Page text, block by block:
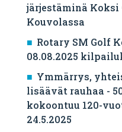
järjestäminä Koksi
Kouvolassa
Rotary SM Golf
08.08.2025
Ymmärrys,
lisäävät rauhaa -
kokoontuu 120-
24.5.2025